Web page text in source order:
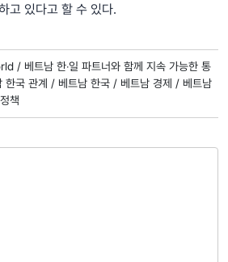
고 있다고 할 수 있다.
/ 베트남 한‧일 파트너와 함께 지속 가능한 통
한국 관계 / 베트남 한국 / 베트남 경제 / 베트남
책